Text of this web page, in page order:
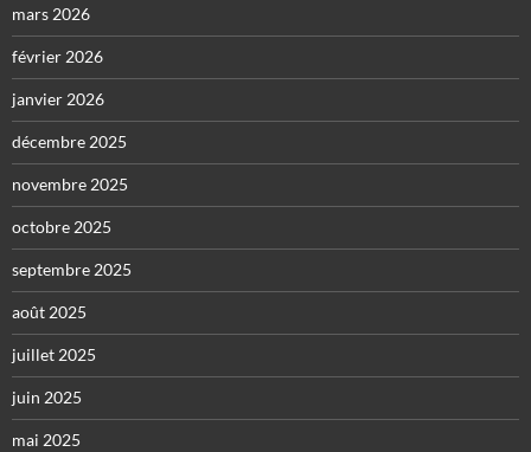
mars 2026
février 2026
janvier 2026
décembre 2025
novembre 2025
octobre 2025
septembre 2025
août 2025
juillet 2025
juin 2025
mai 2025